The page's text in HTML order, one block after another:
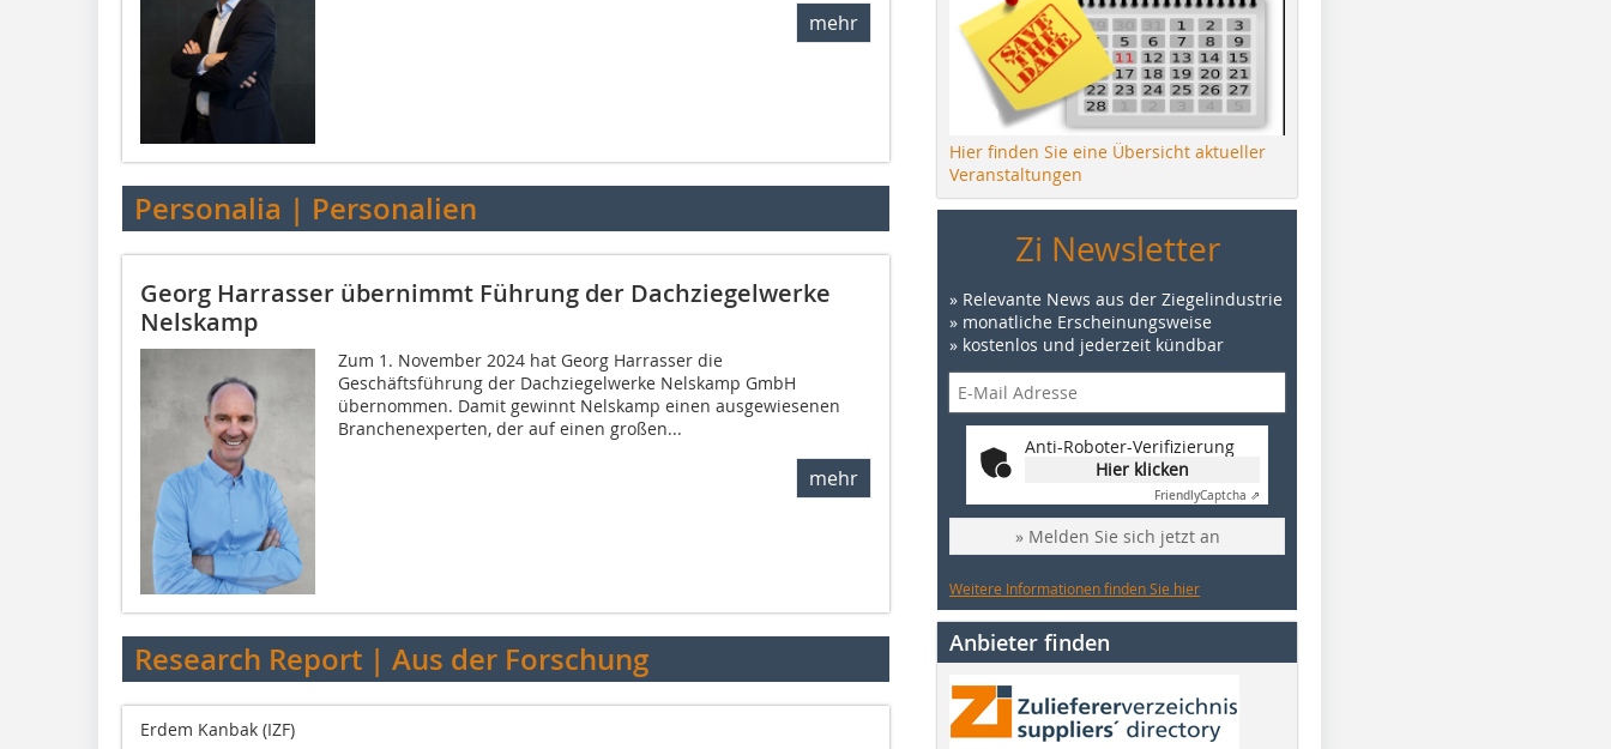
mehr
Personalia | Personalien
Georg Harrasser übernimmt Führung der Dachziegelwerke
Nelskamp
Zum 1. November 2024 hat Georg Harrasser die
Geschäftsführung der Dachziegelwerke Nelskamp GmbH
übernommen. Damit gewinnt Nelskamp einen ausgewiesenen
Branchenexperten, der auf einen großen...
mehr
Research Report | Aus der Forschung
Erdem Kanbak (IZF)
Hier finden Sie eine Übersicht aktueller
Veranstaltungen
Zi Newsletter
» Relevante News aus der Ziegelindustrie
» monatliche Erscheinungsweise
» kostenlos und jederzeit kündbar
Anti-Roboter-Verifizierung
Hier klicken
FriendlyCaptcha ⇗
» Melden Sie sich jetzt an
Weitere Informationen finden Sie hier
Anbieter finden